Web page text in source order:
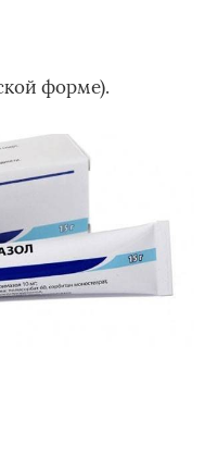
форме).